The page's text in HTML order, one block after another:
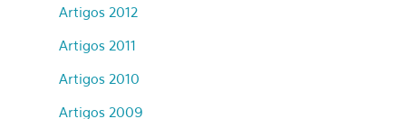
Artigos 2012
Artigos 2011
Artigos 2010
Artigos 2009